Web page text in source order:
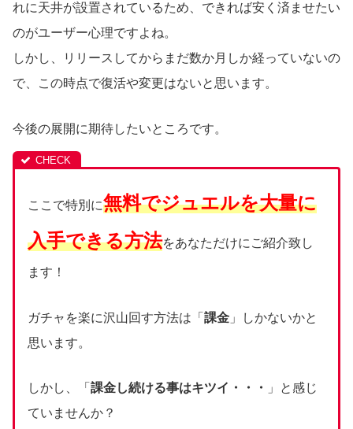
れに天井が設置されているため、できれば安く済ませたい
のがユーザー心理ですよね。
しかし、リリースしてからまだ数か月しか経っていないの
で、この時点で復活や変更はないと思います。
今後の展開に期待したいところです。
ここで特別に無料でジュエルを大量に
入手できる方法をあなただけにご紹介致し
ます！
ガチャを楽に沢山回す方法は「 課金 」しかないかと
思います。
しかし、「 課金し続ける事はキツイ・・・
」と感じ
ていませんか？